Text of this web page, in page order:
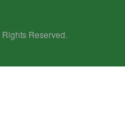
Reserved.